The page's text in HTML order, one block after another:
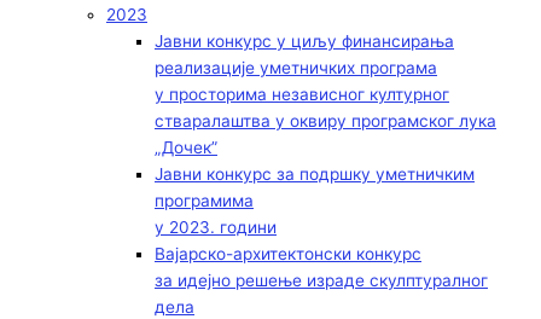
2023
Јавни конкурс у циљу финансирања
реализације уметничких програма
у просторима независног културног
стваралаштва у оквиру програмског лука
„Дочек”
Јавни конкурс за подршку уметничким
програмима
у 2023. години
Вајарско-архитектонски конкурс
за идејно решење израде скулптуралног
дела